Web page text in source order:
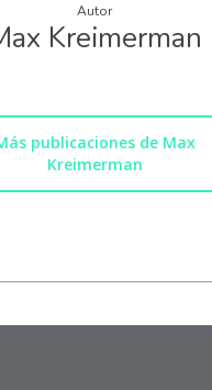
Autor
Kreimerman
publicaciones de Max
Kreimerman